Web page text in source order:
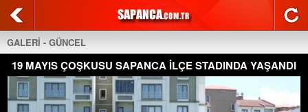
GALERİ - GÜNCEL
19 MAYIS ÇOŞKUSU SAPANCA İLÇE STADINDA YAŞANDI